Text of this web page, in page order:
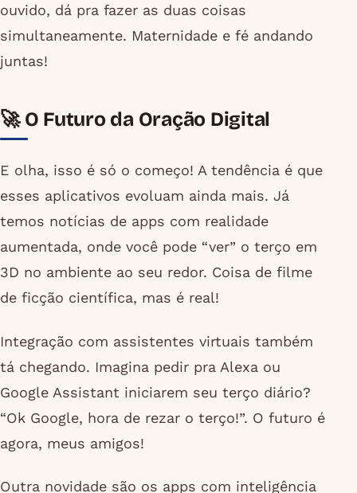
ouvido, dá pra fazer as duas coisas
simultaneamente. Maternidade e fé andando
juntas!
🚀 O Futuro da Oração Digital
E olha, isso é só o começo! A tendência é que
esses aplicativos evoluam ainda mais. Já
temos notícias de apps com realidade
aumentada, onde você pode “ver” o terço em
3D no ambiente ao seu redor. Coisa de filme
de ficção científica, mas é real!
Integração com assistentes virtuais também
tá chegando. Imagina pedir pra Alexa ou
Google Assistant iniciarem seu terço diário?
“Ok Google, hora de rezar o terço!”. O futuro é
agora, meus amigos!
Outra novidade são os apps com inteligência